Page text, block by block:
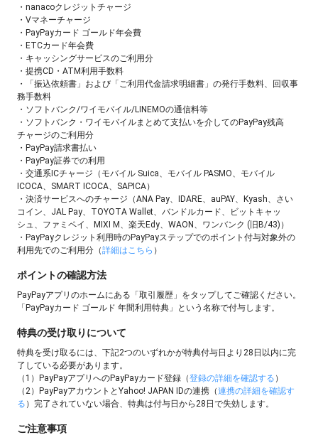
・nanacoクレジットチャージ
・Vマネーチャージ
・PayPayカード ゴールド年会費
・ETCカード年会費
・キャッシングサービスのご利用分
・提携CD・ATM利用手数料
・「振込依頼書」および「ご利用代金請求明細書」の発行手数料、回収事
務手数料
・ソフトバンク/ワイモバイル/LINEMOの通信料等
・ソフトバンク・ワイモバイルまとめて支払いを介してのPayPay残高
チャージのご利用分
・PayPay請求書払い
・PayPay証券での利用
・交通系ICチャージ（モバイル Suica、モバイル PASMO、モバイル
ICOCA、SMART ICOCA、SAPICA）
・決済サービスへのチャージ（ANA Pay、IDARE、auPAY、Kyash、さい
コイン、JAL Pay、TOYOTA Wallet、バンドルカード、ビットキャッ
シュ、ファミペイ、MIXI M、楽天Edy、WAON、ワンバンク (旧B/43)）
・PayPayクレジット利用時のPayPayステップでのポイント付与対象外の
利用先でのご利用分（詳細はこちら ）
ポイントの確認方法
PayPayアプリのホームにある「取引履歴」をタップしてご確認ください。
「PayPayカード ゴールド 年間利用特典」という名称で付与します。
特典の受け取りについて
特典を受け取るには、下記2つのいずれかが特典付与日より28日以内に完
了している必要があります。
（1）PayPayアプリへのPayPayカード登録（登録の詳細を確認する ）
（2）PayPayアカウントとYahoo! JAPAN IDの連携（連携の詳細を確認す
る ）完了されていない場合、特典は付与日から28日で失効します。
ご注意事項